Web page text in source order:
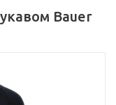
Bauer